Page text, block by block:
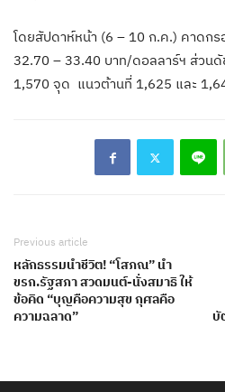
โดยสัปดาห์หน้า (6 – 10 ก.ค.) คาดกร
32.70 – 33.40 บาท/ดอลลาร์ฯ ส่วน
1,570 จุด แนวต้านที่ 1,625 และ
Previous article
หลักธรรมนำชีวิต! “โสภณ” นำ
ขรก.รัฐสภา สวดมนต์-นั่งสมาธิ ให้
ข้อคิด “บุญคือความสุข กุศลคือ
ความฉลาด”
บั